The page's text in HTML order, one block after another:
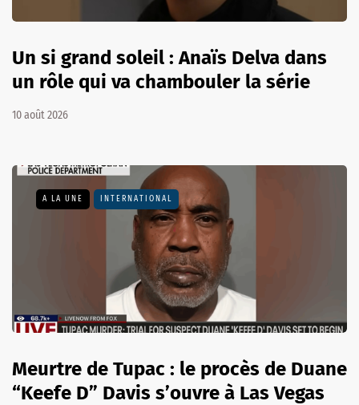
Un si grand soleil : Anaïs Delva dans
un rôle qui va chambouler la série
10 août 2026
A LA UNE INTERNATIONAL
Meurtre de Tupac : le procès de Duane
“Keefe D” Davis s’ouvre à Las Vegas